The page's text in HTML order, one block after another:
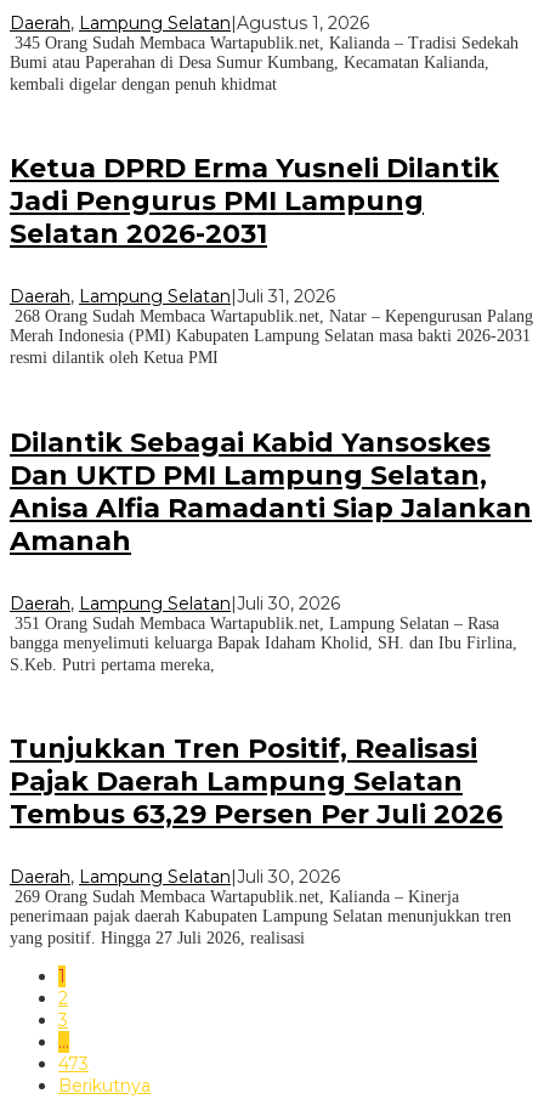
Daerah, Lampung Selatan|Agustus 1, 2026
345 Orang Sudah Membaca Wartapublik.net, Kalianda – Tradisi Sedekah
Bumi atau Paperahan di Desa Sumur Kumbang, Kecamatan Kalianda,
kembali digelar dengan penuh khidmat
Ketua DPRD Erma Yusneli Dilantik
Jadi Pengurus PMI Lampung
Selatan 2026-2031
Daerah, Lampung Selatan Juli 31, 2026
268 Orang Sudah Membaca Wartapublik.net, Natar – Kepengurusan Palang
Merah Indonesia (PMI) Kabupaten Lampung Selatan masa bakti 2026-2031
resmi dilantik oleh Ketua PMI
Dilantik Sebagai Kabid Yansoskes
Dan UKTD PMI Lampung Selatan,
Anisa Alfia Ramadanti Siap Jalankan
Amanah
Daerah, Lampung Selatan|Juli 30, 2026
351 Orang Sudah Membaca Wartapublik.net, Lampung Selatan – Rasa
bangga menyelimuti keluarga Bapak Idaham Kholid, SH. dan Ibu Firlina,
S.Keb. Putri pertama mereka,
Tunjukkan Tren Positif, Realisasi
Pajak Daerah Lampung Selatan
Tembus 63,29 Persen Per Juli 2026
Daerah, Lampung Selatan Juli 30, 2026
269 Orang Sudah Membaca Wartapublik.net, Kalianda – Kinerja
penerimaan pajak daerah Kabupaten Lampung Selatan menunjukkan tren
yang positif. Hingga 27 Juli 2026, realisasi
1
2
3
…
473
Berikutnya